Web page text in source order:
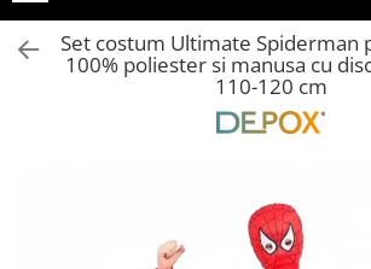
Pumnaluri si boxuri
Bastoane telescopice si nunceaguri
VANATOARE, DRUMETII & CAMPING
Set costum Ultimate Spiderman
100% poliester si manusa cu
110-120 cm